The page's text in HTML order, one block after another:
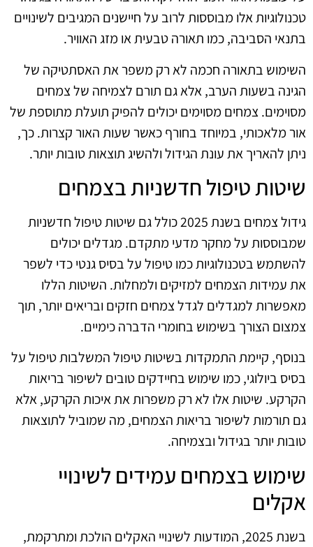
טכנולוגיות אלו מבוססות לרוב על חיישנים המגיבים לשינויים
בתנאי הסביבה, כמו תאורה טבעית או מזג האוויר.
השימוש בתאורה חכמה לא רק משפר את האסתטיקה של
הגינה בשעות הערב, אלא גם תורם לצמיחה של צמחים
מסוימים. צמחים מסוימים יכולים להפיק תועלת מתוספת של
אור מלאכותי, במיוחד בחורף כאשר שעות האור קצרות. כך,
ניתן להאריך את עונת הגידול ולהשיג תוצאות טובות יותר.
שיטות טיפול חדשניות בצמחים
גידול צמחים בשנת 2025 כולל גם שיטות טיפול חדשניות
שמבוססות על מחקר מדעי מתקדם. מגדלים יכולים
להשתמש בטכנולוגיות כמו טיפול על בסיס גנטי כדי לשפר
את עמידות הצמחים למזיקים ולמחלות. השיטות הללו
מאפשרות למגדלים לגדל צמחים חזקים ובריאים יותר, תוך
צמצום הצורך בשימוש בחומרי הדברה כימיים.
בנוסף, קיימת התמקדות בשיטות טיפול המשלבות טיפול על
בסיס ביולוגי, כמו שימוש בחיידקים טובים לשיפור בריאות
הקרקע. שיטות אלו לא רק משפרות את איכות הקרקע, אלא
גם תורמות לשיפור בריאות הצמחים, מה שמוביל לתוצאות
טובות יותר בגידול ובצמיחה.
שימוש בצמחים עמידים לשינויי
אקלים
בשנת 2025, המודעות לשינויי האקלים הולכת ומתרקמת,